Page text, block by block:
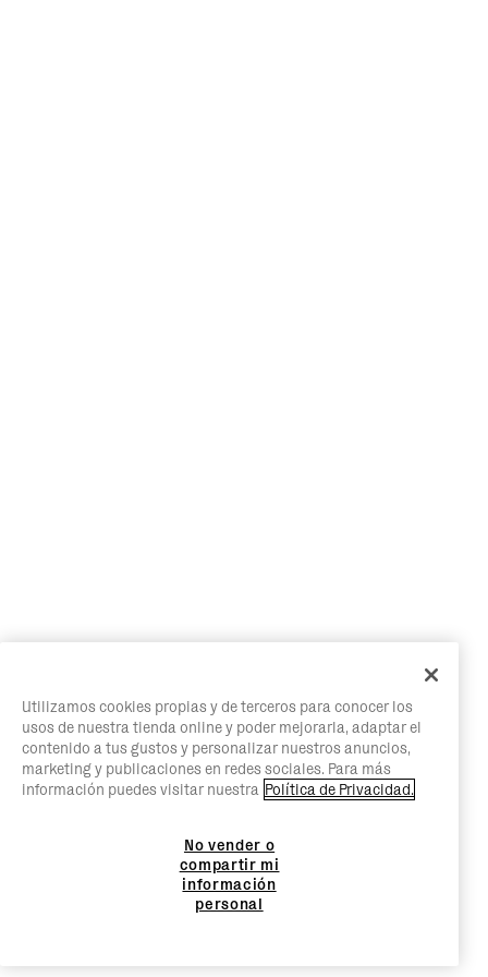
Utilizamos cookies propias y de terceros para conocer los
usos de nuestra tienda online y poder mejorarla, adaptar el
contenido a tus gustos y personalizar nuestros anuncios,
marketing y publicaciones en redes sociales. Para más
información puedes visitar nuestra Política de Privacidad.
No vender o
compartir mi
información
personal